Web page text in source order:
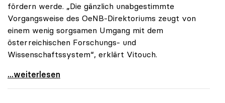
fördern werde. „Die gänzlich unabgestimmte
Vorgangsweise des OeNB-Direktoriums zeugt von
einem wenig sorgsamen Umgang mit dem
österreichischen Forschungs- und
Wissenschaftssystem“, erklärt Vitouch.
OeNB-Jubiläumsfonds: uniko-Kritik an „wenig
...weiterlesen